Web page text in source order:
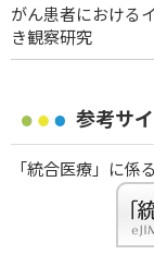
がん患者における
き観察研究
参考サ
「統合医療」に係